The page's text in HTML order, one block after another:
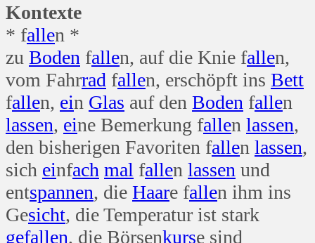
Kontexte
* fallen *
zu Boden fallen, auf die Knie fallen,
vom Fahrrad fallen, erschöpft ins Bett
fallen, ein Glas auf den Boden fallen
lassen, eine Bemerkung fallen lassen,
den bisherigen Favoriten fallen lassen,
sich einfach mal fallen lassen und
entspannen, die Haare fallen ihm ins
Gesicht, die Temperatur ist stark
gefallen, die Börsenkurse sind